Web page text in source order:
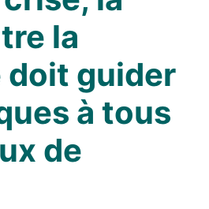
la
doit guider
à tous
de